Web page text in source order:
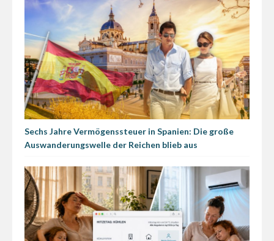
Sechs Jahre Vermögenssteuer in Spanien: Die große
Auswanderungswelle der Reichen blieb aus